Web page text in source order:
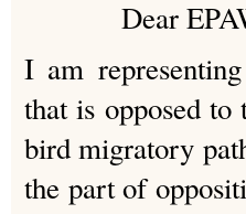
Dear
I am
that is opposed
bird migratory
the part of